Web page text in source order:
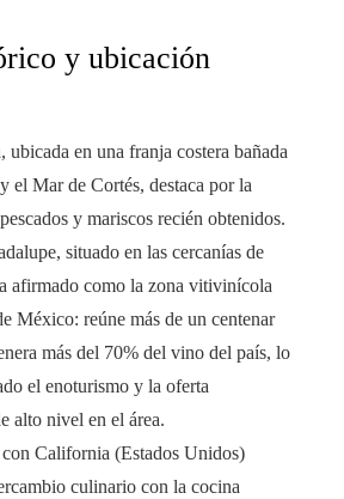
y ubicación
en una franja costera bañada
el Mar de Cortés, destaca por la
y mariscos recién obtenidos.
situado en las cercanías de
afirmado como la zona vitivinícola
México: reúne más de un centenar
más del 70% del vino del país, lo
el enoturismo y la oferta
alto nivel en el área.
California (Estados Unidos)
culinario con la cocina